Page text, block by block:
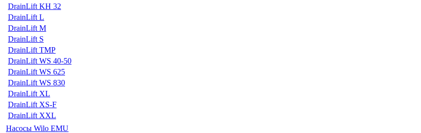
DrainLift KH 32
DrainLift L
DrainLift M
DrainLift S
DrainLift TMP
DrainLift WS 40-50
DrainLift WS 625
DrainLift WS 830
DrainLift XL
DrainLift XS-F
DrainLift XXL
Насосы Wilo EMU